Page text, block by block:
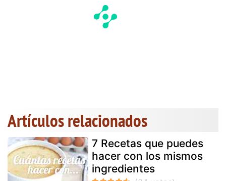
Artículos relacionados
7 Recetas que puedes
hacer con los mismos
ingredientes